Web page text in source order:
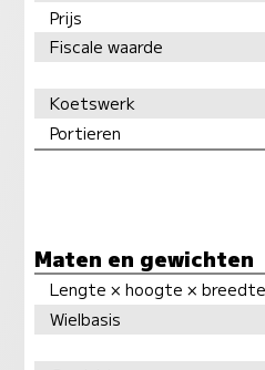
Prijs
Fiscale waarde
Koetswerk
Portieren
Maten en gewichten
Lengte × hoogte × breedte
Wielbasis